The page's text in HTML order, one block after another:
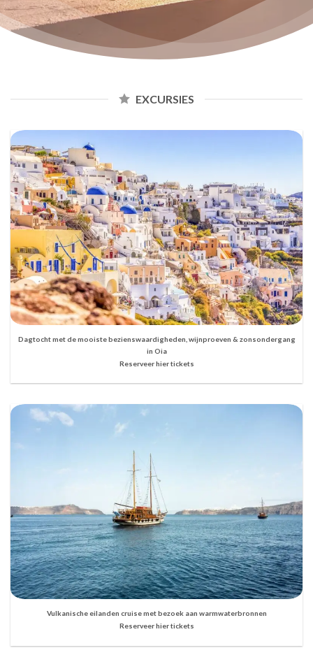
EXCURSIES
Dagtocht met de mooiste bezienswaardigheden, wijnproeven & zonsondergang
in Oia
Reserveer hier tickets
Vulkanische eilanden cruise met bezoek aan warmwaterbronnen
Reserveer hier tickets